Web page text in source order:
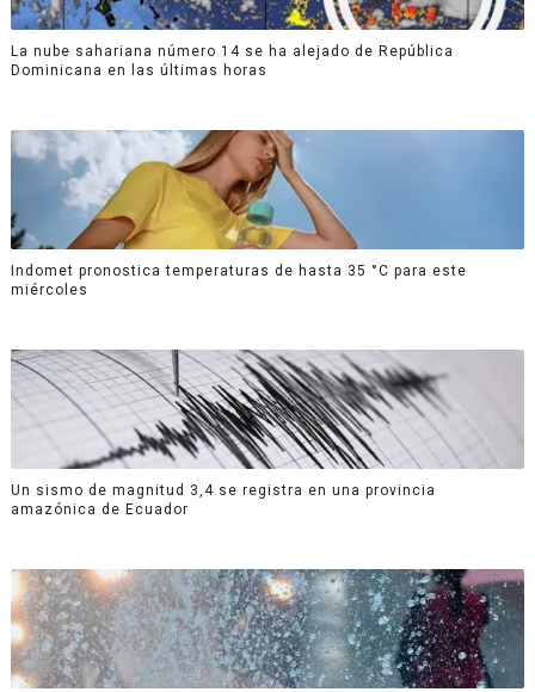
La nube sahariana número 14 se ha alejado de República
Dominicana en las últimas horas
Indomet pronostica temperaturas de hasta 35 °C para este
miércoles
Un sismo de magnitud 3,4 se registra en una provincia
amazónica de Ecuador